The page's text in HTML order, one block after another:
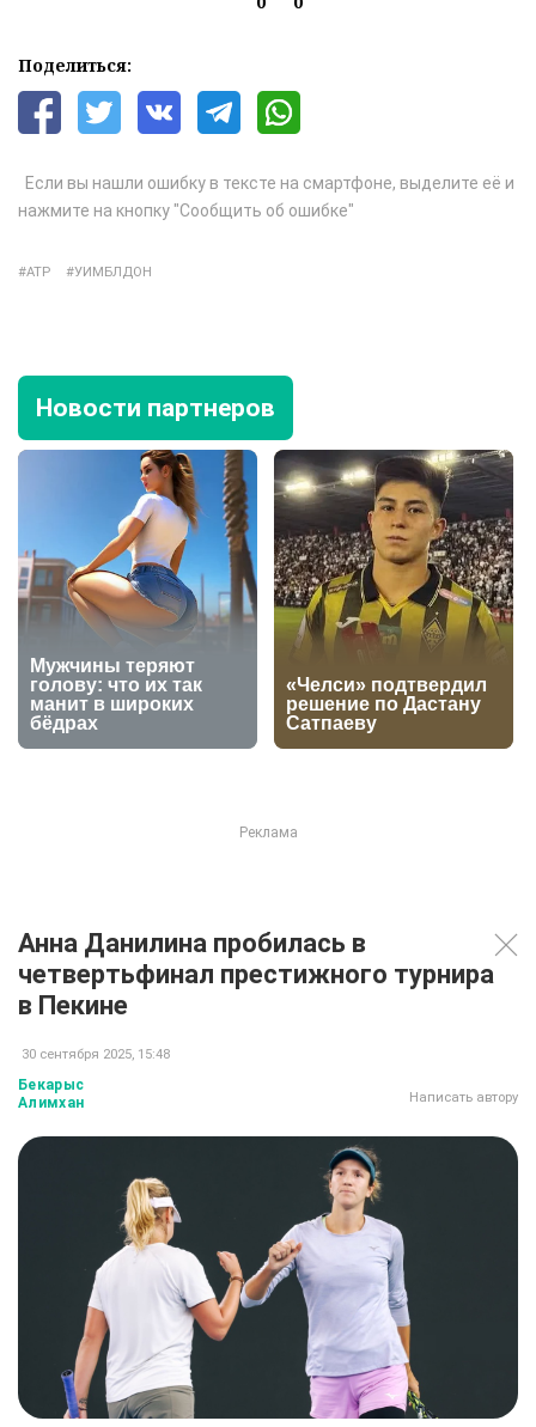
Поделиться:
Если вы нашли ошибку в тексте на смартфоне, выделите её и
нажмите на кнопку "Сообщить об ошибке"
ATP УИМБЛДОН
Новости партнеров
Анна Данилина пробилась в
четвертьфинал престижного турнира
в Пекине
30 сентября 2025, 15:48
Бекарыс
Алимхан
Написать автору